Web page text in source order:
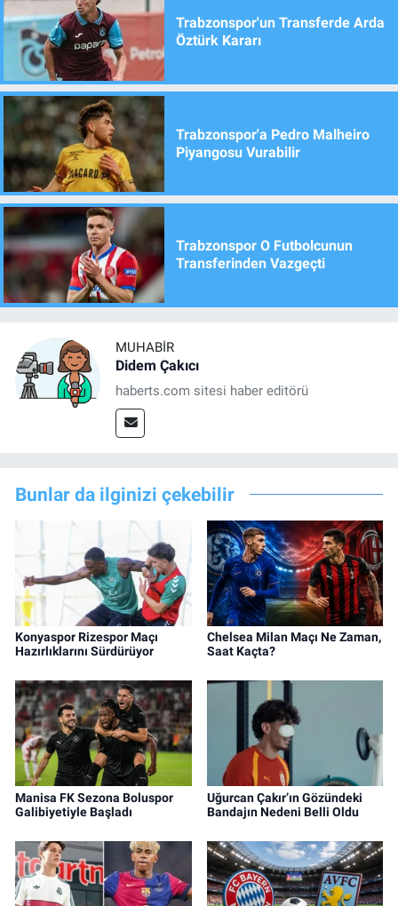
Trabzonspor'un Transferde Arda
Öztürk Kararı
Trabzonspor'a Pedro Malheiro
Piyangosu Vurabilir
Trabzonspor O Futbolcunun
Transferinden Vazgeçti
MUHABIR
Didem Çakıcı
haberts.com sitesi haber editörü
Bunlar da ilginizi çekebilir
Konyaspor Rizespor Maçı
Hazırlıklarını Sürdürüyor
Chelsea Milan Maçı Ne Zaman,
Saat Kaçta?
Manisa FK Sezona Boluspor
Galibiyetiyle Başladı
Uğurcan Çakır’ın Gözündeki
Bandajın Nedeni Belli Oldu